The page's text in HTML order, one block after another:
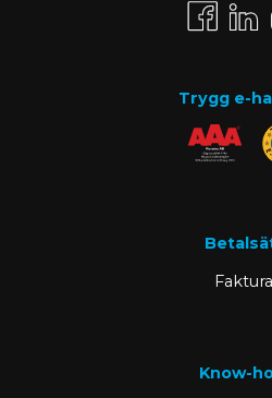
Trygg e-
Faktura
Know-